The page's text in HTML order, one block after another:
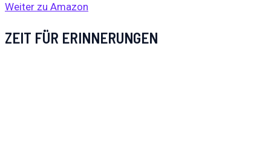
Weiter zu Amazon
ZEIT FÜR ERINNERUNGEN